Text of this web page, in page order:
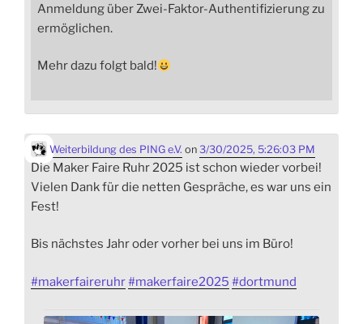
Anmeldung über Zwei-Faktor-Authentifizierung zu
ermöglichen.
Mehr dazu folgt bald!
Weiterbildung des PING e.V. on 3/30/2025, 5:26:03 PM
Die Maker Faire Ruhr 2025 ist schon wieder vorbei!
Vielen Dank für die netten Gespräche, es war uns ein
Fest!
Bis nächstes Jahr oder vorher bei uns im Büro!
#makerfaireruhr#makerfaire2025 #dortmund